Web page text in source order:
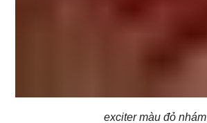
exciter màu đỏ nhám